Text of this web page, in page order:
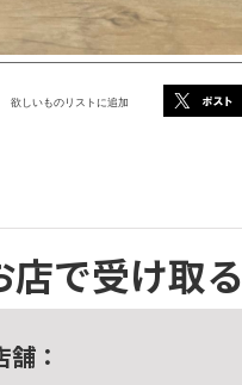
欲しいものリストに追加
店で受け取る
：